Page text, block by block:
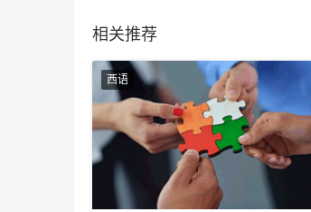
相关推荐
西语